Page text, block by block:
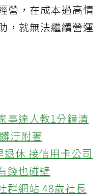
營，在成本過高情
，就無法繼續營運
事達人教1分鐘清
汙附著
休 接信用卡公司
錢也碰壁
群網站 48歲社長